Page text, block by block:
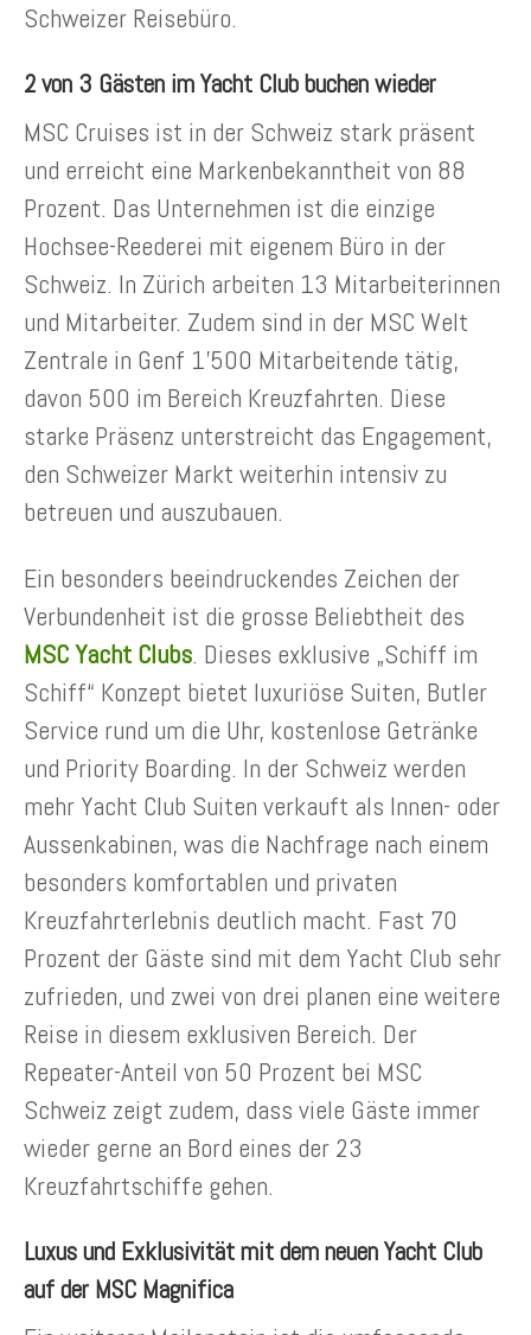
Schweizer Reisebüro.
2 von 3 Gästen im Yacht Club buchen wieder
MSC Cruises ist in der Schweiz stark präsent
und erreicht eine Markenbekanntheit von 88
Prozent. Das Unternehmen ist die einzige
Hochsee-Reederei mit eigenem Büro in der
Schweiz. In Zürich arbeiten 13 Mitarbeiterinnen
und Mitarbeiter. Zudem sind in der MSC Welt
Zentrale in Genf 1’500 Mitarbeitende tätig,
davon 500 im Bereich Kreuzfahrten. Diese
starke Präsenz unterstreicht das Engagement,
den Schweizer Markt weiterhin intensiv zu
betreuen und auszubauen.
Ein besonders beeindruckendes Zeichen der
Verbundenheit ist die grosse Beliebtheit des
MSC Yacht Clubs. Dieses exklusive „Schiff im
Schiff“ Konzept bietet luxuriöse Suiten, Butler
Service rund um die Uhr, kostenlose Getränke
und Priority Boarding. In der Schweiz werden
mehr Yacht Club Suiten verkauft als Innen- oder
Aussenkabinen, was die Nachfrage nach einem
besonders komfortablen und privaten
Kreuzfahrterlebnis deutlich macht. Fast 70
Prozent der Gäste sind mit dem Yacht Club sehr
zufrieden, und zwei von drei planen eine weitere
Reise in diesem exklusiven Bereich. Der
Repeater-Anteil von 50 Prozent bei MSC
Schweiz zeigt zudem, dass viele Gäste immer
wieder gerne an Bord eines der 23
Kreuzfahrtschiffe gehen.
Luxus und Exklusivität mit dem neuen Yacht Club
auf der MSC Magnifica